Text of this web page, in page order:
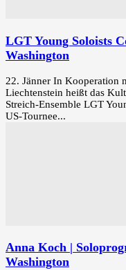
LGT Young Soloists
Washington
22. Jänner In Kooperation
Liechtenstein heißt das
Streich-Ensemble LGT
US-Tournee...
Anna Koch |
Washington